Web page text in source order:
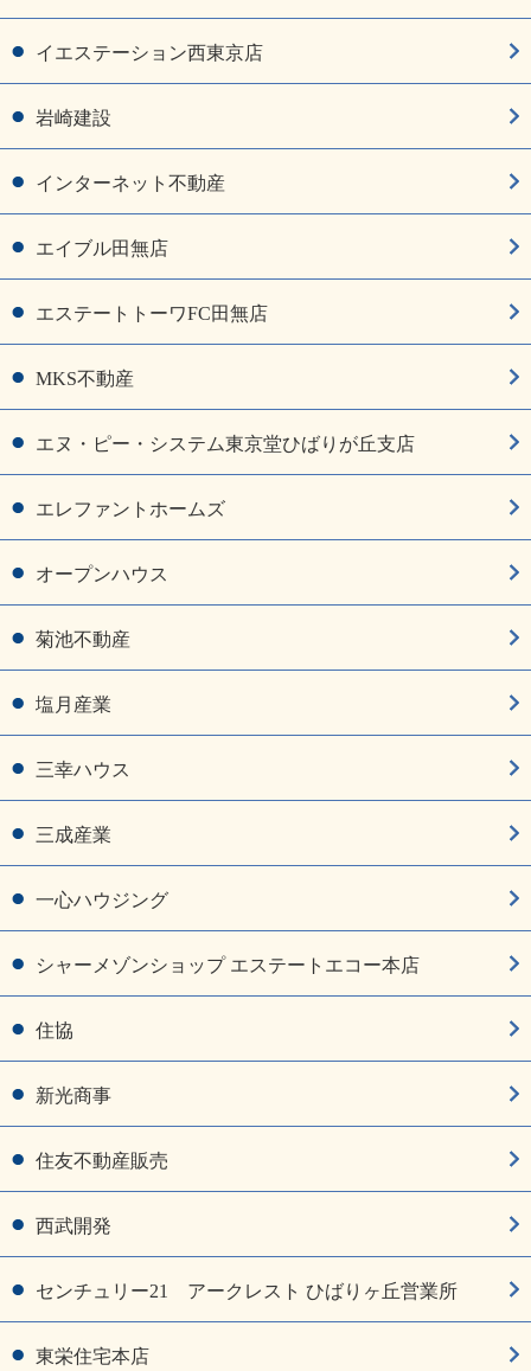
イエステーション西東京店
岩崎建設
インターネット不動産
エイブル田無店
エステートトーワFC田無店
MKS不動産
エヌ・ピー・システム東京堂ひばりが丘支店
エレファントホームズ
オープンハウス
菊池不動産
塩月産業
三幸ハウス
三成産業
一心ハウジング
シャーメゾンショップ エステートエコー本店
住協
新光商事
住友不動産販売
西武開発
センチュリー21 アークレスト ひばりヶ丘営業所
東栄住宅本店